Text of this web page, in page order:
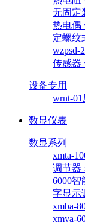
无固定
热电偶
定螺纹
wzpsd-
传感器
设备专用
wrnt-
数显仪表
数显系列
xmta-
调节器
6000智
字显示
xmba-
xmya-